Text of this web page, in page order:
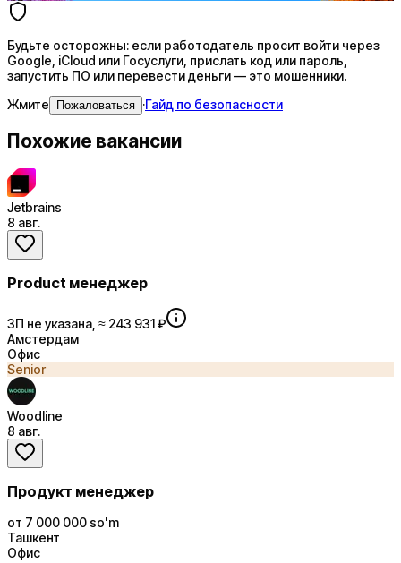
Будьте осторожны: если работодатель просит войти через
Google, iCloud или Госуслуги, прислать код или пароль,
запустить ПО или перевести деньги — это мошенники.
Жмите
Пожаловаться ·Гайд по безопасности
Похожие вакансии
Jetbrains
8 авг.
Product менеджер
ЗП не указана, ≈ 243 931 ₽
Амстердам
Офис
Senior
Woodline
8 авг.
Продукт менеджер
от 7 000 000 so'm
Ташкент
Офис